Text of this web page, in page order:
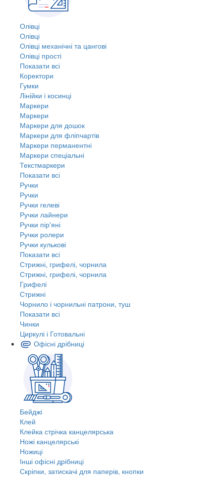
Олівці
Олівці
Олівці механічні та цангові
Олівці прості
Показати всі
Коректори
Гумки
Лінійки і косинці
Маркери
Маркери
Маркери для дошок
Маркери для фліпчартів
Маркери перманентні
Маркери спеціальні
Текстмаркери
Показати всі
Ручки
Ручки
Ручки гелеві
Ручки лайнери
Ручки пір'яні
Ручки ролери
Ручки кулькові
Показати всі
Стрижні, грифелі, чорнила
Стрижні, грифелі, чорнила
Грифелі
Стрижні
Чорнило і чорнильні патрони, туш
Показати всі
Чинки
Циркулі і Готовальні
Офісні дрібниці
Бейджі
Клей
Клейка стрічка канцелярська
Ножі канцелярські
Ножиці
Інші офісні дрібниці
Скріпки, затискачі для паперів, кнопки